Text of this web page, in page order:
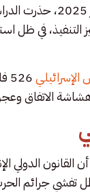
ورغم التوصل إلى
في ظل
القانون
ظل تفشي